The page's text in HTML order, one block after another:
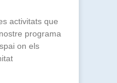
activitats que
programa
on els